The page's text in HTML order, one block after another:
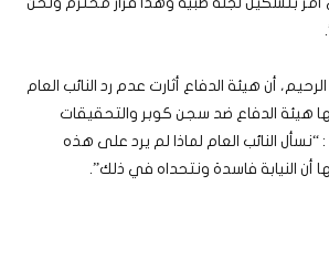
أن هيئة الدفاع أثارت عدم رد النائب العام
الدفاع ضد سجن كوبر والتحقيقات
: “نسأل النائب العام لماذا لم يرد على هذه
أن النيابة فاسدة ونتحداه في ذلك”.